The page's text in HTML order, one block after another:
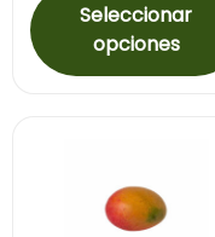
Seleccionar
opciones